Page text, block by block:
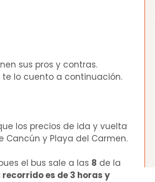
sus pros y contras.
lo cuento a continuación.
los precios de ida y vuelta
Cancún y Playa del Carmen.
el bus sale a las 8 de la
es de 3 horas y